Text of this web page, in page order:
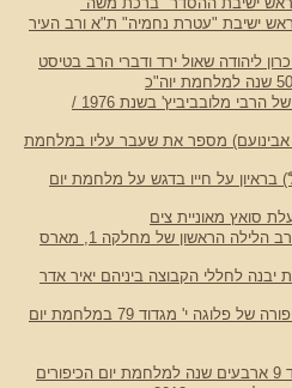
ישיבת "עטרת נחמיה" ת"א ורב העיר
ליהודה שאול ירד ודברי הרב בטיסט
עפר צור זוכה ללחיצה של הרבי מלובביביץ' בשנת 1976 /
אבינועם) מספר את שעבר עליו במלחמת
בראיון על חייו בדגש על מלחמת יום
סואץ מאוניית צים
עופר קוך מתאר את קרב הלילה הראשון של מחלקה 1, מארס
יבנה לחללי הקבוצה ביניהם יאיר אדר
הסרט "כעוף החול" סיפורה של פלוגה י' מגדוד 79 במלחמת יום